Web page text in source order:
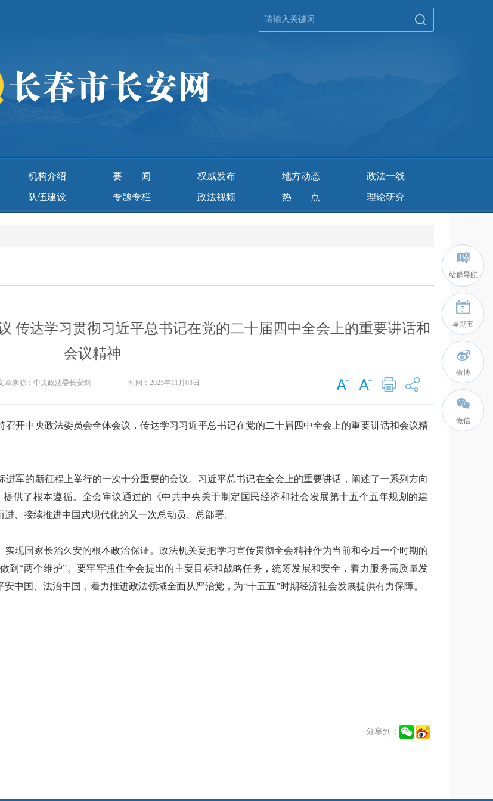
机构介绍 要 闻 权威发布 地方动态 政法一线
队伍建设 专题专栏 政法视频 热 点 理论研究
传达学习贯彻习近平总书记在党的二十届四中全会上的重要讲话和
会议精神
章来源： 中央政法委长安剑 时间： 2025年11月03日
召开中央政法委员会全体会议，传达学习习近平总书记在党的二十届四中全会上的重要讲话和会议精
军的新征程上举行的一次十分重要的会议。习近平总书记在全会上的重要讲话，阐述了一系列方向
供了根本遵循。全会审议通过的《中共中央关于制定国民经济和社会发展第十五个五年规划的建
、接续推进中国式现代化的又一次总动员、总部署。
现国家长治久安的根本政治保证。政法机关要把学习宣传贯彻全会精神作为当前和今后一个时期的
到“两个维护”。要牢牢扭住全会提出的主要目标和战略任务，统筹发展和安全，着力服务高质量发
中国、法治中国，着力推进政法领域全面从严治党，为“十五五”时期经济社会发展提供有力保障。
分享到：
站群导航
7
星期五
微博
微信